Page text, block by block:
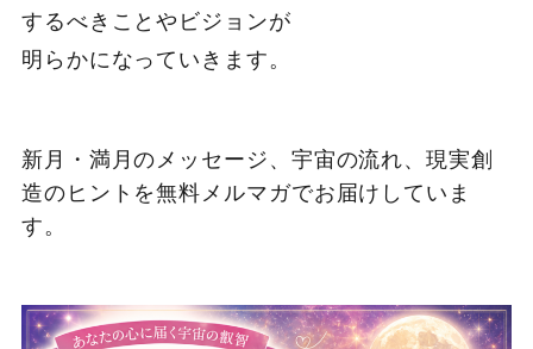
するべきことやビジョンが
明らかになっていきます。
新月・満月のメッセージ、宇宙の流れ、現実創
造のヒントを無料メルマガでお届けしていま
す。